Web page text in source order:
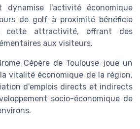
dynamise l'activité économique
de golf à proximité bénéficie
cette attractivité, offrant des
aux visiteurs.
Cépère de Toulouse joue un
vitalité économique de la région,
d'emplois directs et indirects
socio-économique de